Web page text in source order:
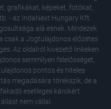
korában
grafikákat, képeket, fotókat,
- az IndaNext Hungary Kft.
alá esnek. Mindezek
csak a Jogtulajdonos előzetes
Az oldalról kivezető linkeken
semmilyen felelősséget,
pontos és hiteles
megadására törekszik, de a
esetleges károkért
nem vállal.